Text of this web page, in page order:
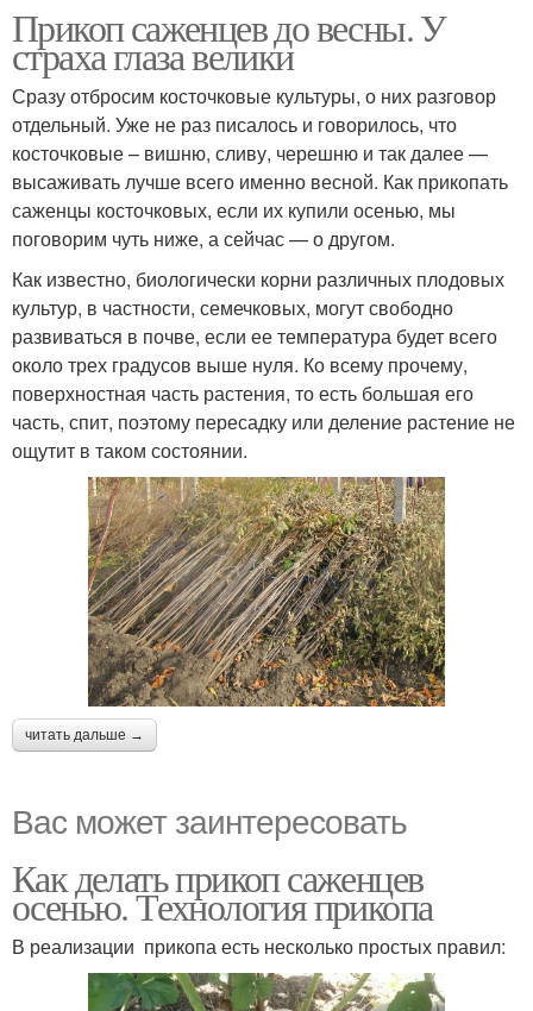
Прикоп саженцев до весны. У
страха глаза велики
Сразу отбросим косточковые культуры, о них разговор
отдельный. Уже не раз писалось и говорилось, что
косточковые – вишню, сливу, черешню и так далее —
высаживать лучше всего именно весной. Как прикопать
саженцы косточковых, если их купили осенью, мы
поговорим чуть ниже, а сейчас — о другом.
Как известно, биологически корни различных плодовых
культур, в частности, семечковых, могут свободно
развиваться в почве, если ее температура будет всего
около трех градусов выше нуля. Ко всему прочему,
поверхностная часть растения, то есть большая его
часть, спит, поэтому пересадку или деление растение не
ощутит в таком состоянии.
читать дальше →
Вас может заинтересовать
Как делать прикоп саженцев
осенью. Технология прикопа
В реализации прикопа есть несколько простых правил: